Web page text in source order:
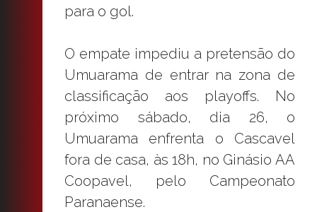
para o gol.
O empate impediu a pretensão do
Umuarama de entrar na zona de
classificação aos playoffs. No
próximo sábado, dia 26, o
Umuarama enfrenta o Cascavel
fora de casa, às 18h, no Ginásio AA
Coopavel, pelo Campeonato
Paranaense.